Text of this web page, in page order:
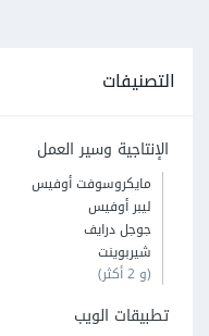
التصنيفات
الإنتاجية وسير العمل
مايكروسوفت أوفيس
ليبر أوفيس
جوجل درايف
شيربوينت
(و 2 أكثر)
تطبيقات الويب